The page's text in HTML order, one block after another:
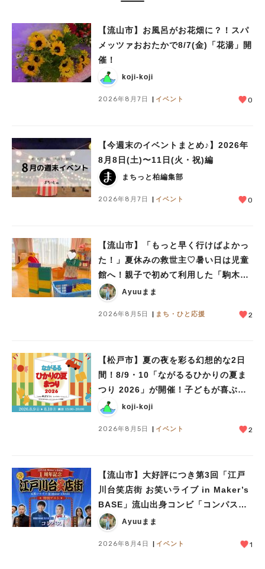
【流山市】お風呂がお花畑に？！スパ
メッツァおおたかで8/7(金)「花湯」開
催！
koji-koji
2026年8月7日 イベント 0
【今週末のイベントまとめ♪】2026年
8月8日(土)〜11日(火・祝)編
まちっと柏編集部
2026年8月7日 イベント 0
【流山市】「もっと早く行けばよかっ
た！」夏休みの救世主♡暑い日は児童
館へ！親子で初めて利用した「駒木台
児童館」レポート
Ayuuまま
2026年8月5日 まち・ひと応援 2
【松戸市】夏の夜を彩る幻想的な2日
間！8/9・10「ながるるひかりの夏ま
つり 2026」が開催！子どもが喜ぶワ
ークショップや限定ヒーローショーも
koji-koji
2026年8月5日 イベント 2
【流山市】大好評につき第3回「江戸
川台笑店街 お笑いライブ in Maker’s
BASE」流山出身コンビ「コンパス」
も登場！8/23（日）
Ayuuまま
2026年8月4日 イベント 1
人気のキーワード
#ラーメン#ショッピング #カフェ #スイーツ
#教えたい／教えて投稿記事